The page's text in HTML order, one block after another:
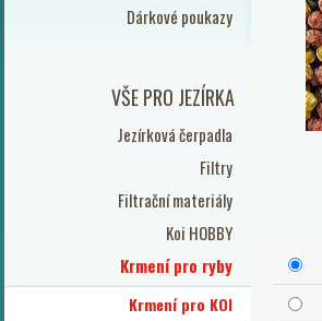
Dárkové poukazy
VŠE PRO JEZÍRKA
Jezírková čerpadla
Filtry
Filtrační materiály
Koi HOBBY
Krmení pro ryby
Krmení pro KOI